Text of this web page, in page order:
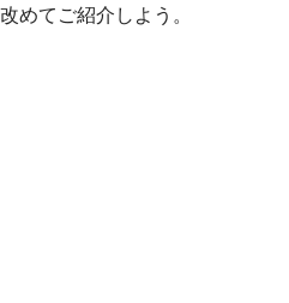
めてご紹介しよう。